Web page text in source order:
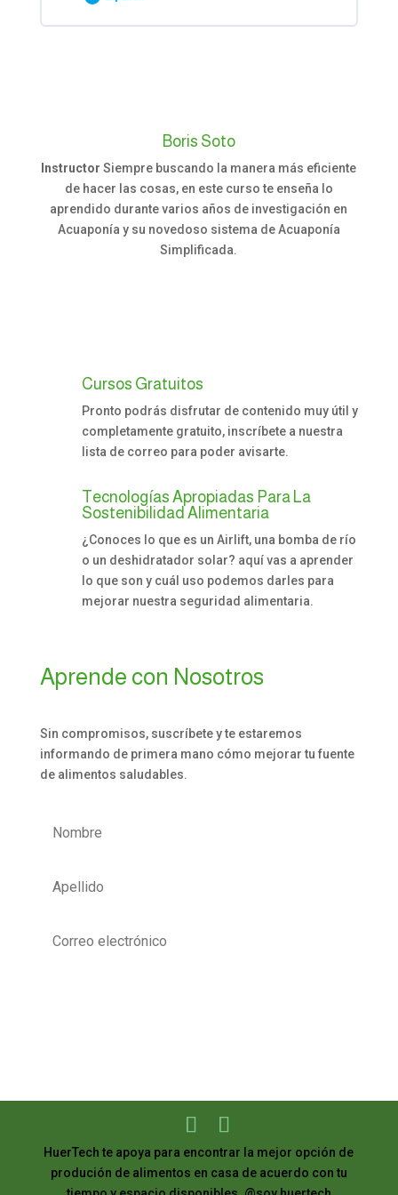
Construcción de bases en madera
Conexiones de Tubería
Objetivo, Materiales y Paso a Paso
Video de Apoyo para la Construcción
Conexiones Huerta Acuapónica - Acuaponía
Boris Soto
Instructor Siempre buscando la manera más eficiente
de hacer las cosas, en este curso te enseña lo
aprendido durante varios años de investigación en
Acuaponía y su novedoso sistema de Acuaponía
Simplificada.
Cursos Gratuitos
Pronto podrás disfrutar de contenido muy útil y
completamente gratuito, inscríbete a nuestra
lista de correo para poder avisarte.
Tecnologías Apropiadas Para La
Sostenibilidad Alimentaria
¿Conoces lo que es un Airlift, una bomba de río
o un deshidratador solar? aquí vas a aprender
lo que son y cuál uso podemos darles para
mejorar nuestra seguridad alimentaria.
Aprende con Nosotros
Sin compromisos, suscríbete y te estaremos
informando de primera mano cómo mejorar tu fuente
de alimentos saludables.
HuerTech te apoya para encontrar la mejor opción de
produción de alimentos en casa de acuerdo con tu